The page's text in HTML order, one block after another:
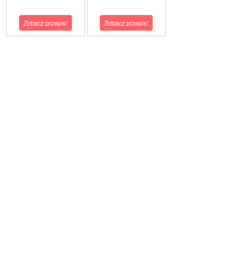
Zobacz przepis! Zobacz przepis!